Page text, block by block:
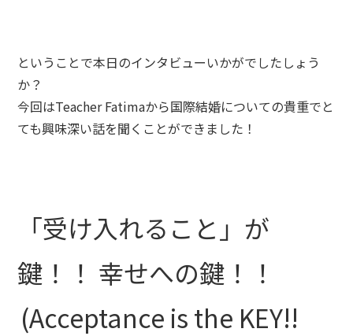
ということで本日のインタビューいかがでしたしょう
か？
今回はTeacher Fatimaから国際結婚についての貴重でと
ても興味深い話を聞くことができました！
「受け入れること」が
鍵！！ 幸せへの鍵！！
(Acceptance is the KEY!!